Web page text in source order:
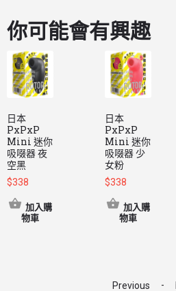
你可能會有興趣
日本
PxPxP
Mini 迷你
吸啜器 夜
空黑
$338
加入購
物車
日本
PxPxP
Mini 迷你
吸啜器 少
女粉
$338
加入購
物車
Previous -